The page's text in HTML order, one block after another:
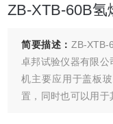
ZB-XTB-60B
简要描述： ZB-XTB-
卓邦试验仪器有限公
机主要应用于盖板
置，同时也可以用